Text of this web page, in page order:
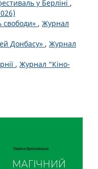
у Берліні ,
свободи» , Журнал
Донбасу» , Журнал
, Журнал “Кіно-